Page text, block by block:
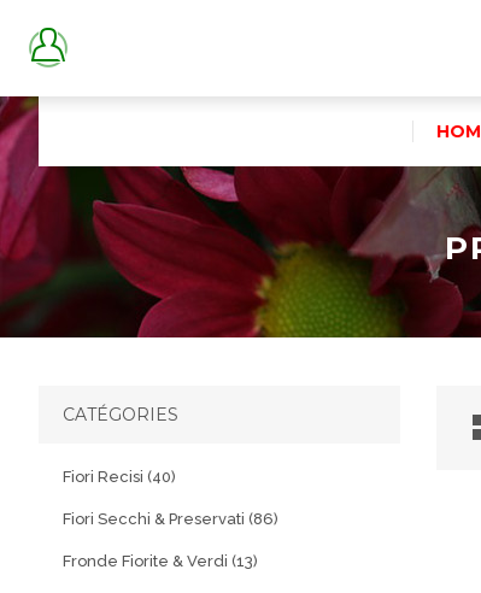
CATÉGORIES
Fiori Recisi (40)
Fiori Secchi & Preservati (86)
Fronde Fiorite & Verdi (13)